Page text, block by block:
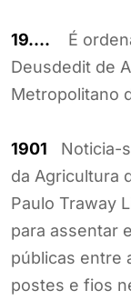
19…. É
Deusdedit de
Metropolitano
1901 Noticia-
da Agricultura
Paulo Traway
para assentar
públicas entre
postes e fios